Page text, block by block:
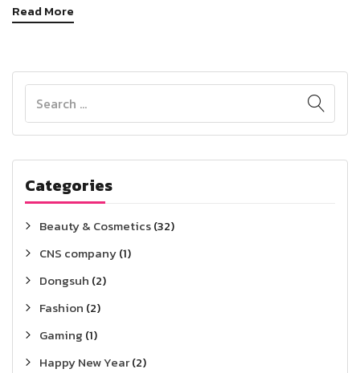
Categories
Beauty & Cosmetics(32)
CNS company(1)
Dongsuh (2)
Fashion (2)
Gaming (1)
Happy New Year(2)
Read More